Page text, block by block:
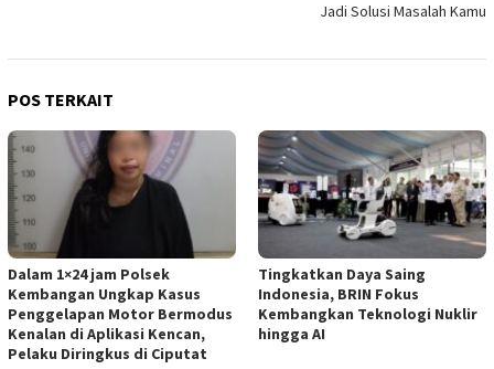
Jadi Solusi Masalah Kamu
POS TERKAIT
Dalam 1×24 jam Polsek
Kembangan Ungkap Kasus
Penggelapan Motor Bermodus
Kenalan di Aplikasi Kencan,
Pelaku Diringkus di Ciputat
Tingkatkan Daya Saing
Indonesia, BRIN Fokus
Kembangkan Teknologi Nuklir
hingga AI